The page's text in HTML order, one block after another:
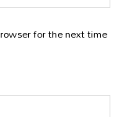
for the next time